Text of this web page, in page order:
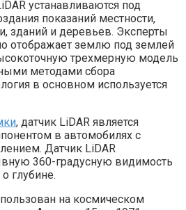
устанавливаются под
показаний местности,
зданий и деревьев. Эксперты
отображает землю под землей
трехмерную модель
методами сбора
в основном используется
, датчик LiDAR является
в автомобилях с
Датчик LiDAR
360-градусную видимость
глубине.
на космическом